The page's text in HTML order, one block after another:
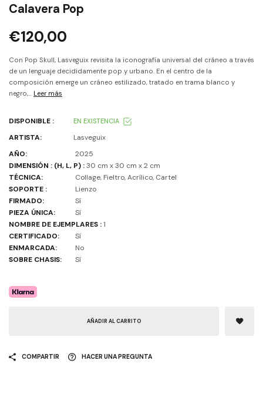
Calavera Pop
€120,00
Con Pop Skull, Lasveguix revisita la iconografía universal del cráneo a través
de un lenguaje decididamente pop y urbano. En el centro de la
composición emerge un cráneo estilizado, tratado en trama blanco y
negro,... Leer más
DISPONIBLE : EN EXISTENCIA
ARTISTA:
Lasveguix
AÑO:
2025
DIMENSIÓN : (H, L, P) :30 cm x 30 cm x 2 cm
TÉCNICA:
Collage, Fieltro, Acrílico, Cartel
SOPORTE :
Lienzo
FIRMADO:
Sí
PIEZA ÚNICA:
Sí
NOMBRE DE EJEMPLARES :1
CERTIFICADO:
Sí
ENMARCADA:
No
SOBRE CHASIS:
Sí
AÑADIR AL CARRITO
COMPARTIR HACER UNA PREGUNTA